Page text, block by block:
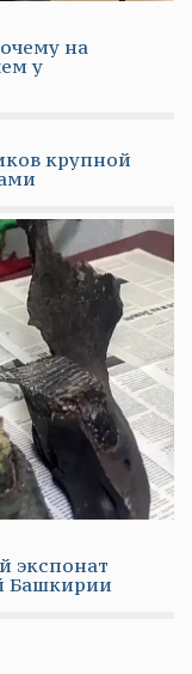
на
у
крупной
экспонат
Башкирии